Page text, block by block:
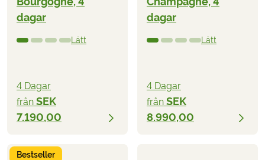
dagar
Lätt
4 Dagar
från SEK
7.190,00
dagar
Lätt
4 Dagar
från SEK
8.990,00
Bestseller